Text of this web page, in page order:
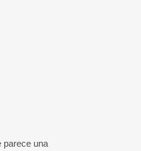
parece una